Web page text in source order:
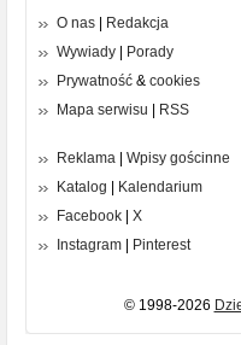
O nas | Redakcja
Wywiady | Porady
Prywatność & cookies
Mapa serwisu | RSS
Reklama | Wpisy gościnne
Katalog | Kalendarium
Facebook | X
Instagram | Pinterest
© 1998-2026